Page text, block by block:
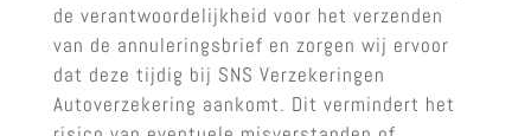
de verantwoordelijkheid voor het verzenden
van de annuleringsbrief en zorgen wij ervoor
dat deze tijdig bij SNS Verzekeringen
Autoverzekering aankomt. Dit vermindert het